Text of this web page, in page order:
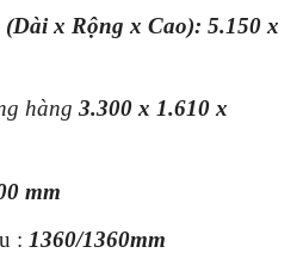
(Dài x Rộng x Cao): 5.150 x
hàng 3.300 x 1.610 x
mm
: 1360/1360mm